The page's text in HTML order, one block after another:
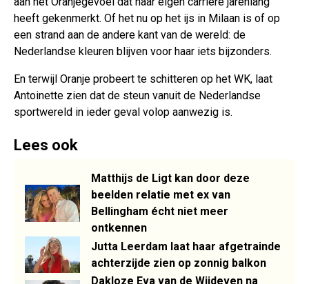
heeft gekenmerkt. Of het nu op het ijs in Milaan is of op
een strand aan de andere kant van de wereld: de
Nederlandse kleuren blijven voor haar iets bijzonders.
En terwijl Oranje probeert te schitteren op het WK, laat
Antoinette zien dat de steun vanuit de Nederlandse
sportwereld in ieder geval volop aanwezig is.
Lees ook
Matthijs de Ligt kan door deze
beelden relatie met ex van
Bellingham écht niet meer
ontkennen
Jutta Leerdam laat haar afgetrainde
achterzijde zien op zonnig balkon
Dakloze Eva van de Wijdeven na